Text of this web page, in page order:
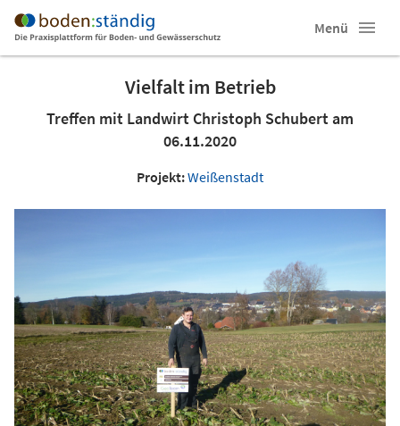
Menü
Vielfalt im Betrieb
Treffen mit Landwirt Christoph Schubert am
06.11.2020
Projekt:Weißenstadt